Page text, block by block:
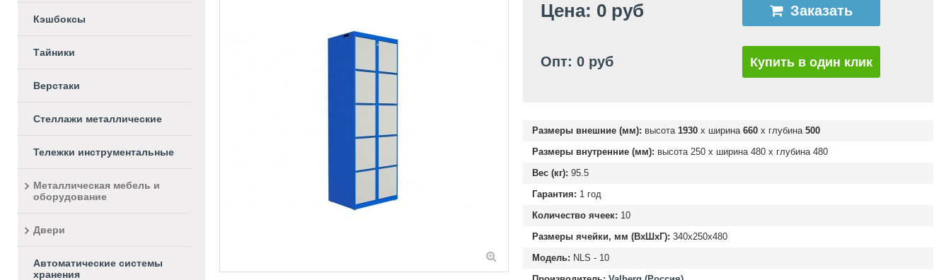
Кэшбоксы
Тайники
Верстаки
Стеллажи металлические
Тележки инструментальные
Металлическая мебель и
оборудование
Двери
Автоматические системы
хранения
Цена: 0 руб
Опт: 0 руб
Заказать
Купить в один клик
Размеры внешние (мм): высота 1930х ширина 660х глубина 500
Размеры внутренние (мм): высота 250х ширина 480х глубина 480
Вес (кг): 95.5
Гарантия: 1 год
Количество ячеек: 10
Размеры ячейки, мм (ВхШхГ): 340x250x480
Модель: NLS - 10